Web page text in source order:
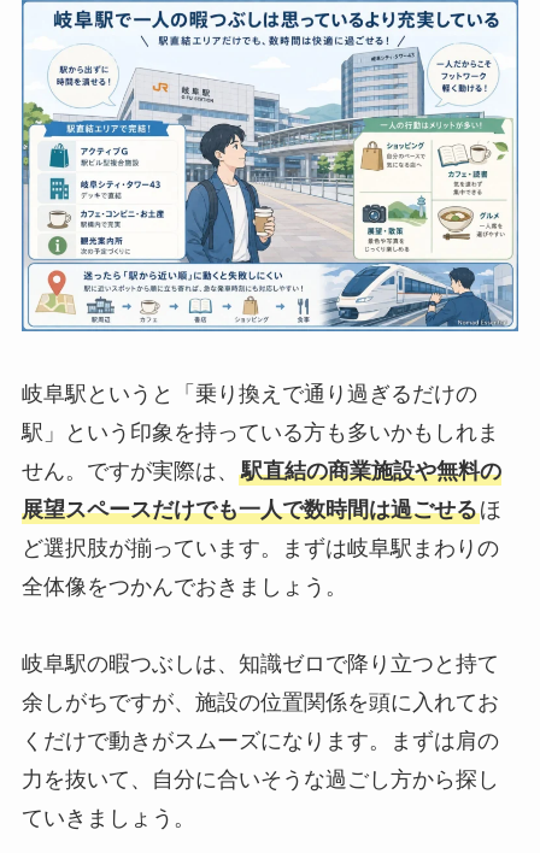
岐阜駅というと「乗り換えで通り過ぎるだけの
駅」という印象を持っている方も多いかもしれま
せん。ですが実際は、 駅直結の商業施設や無料の
展望スペースだけでも一人で数時間は過ごせるほ
ど選択肢が揃っています。まずは岐阜駅まわりの
全体像をつかんでおきましょう。
岐阜駅の暇つぶしは、知識ゼロで降り立つと持て
余しがちですが、施設の位置関係を頭に入れてお
くだけで動きがスムーズになります。まずは肩の
力を抜いて、自分に合いそうな過ごし方から探し
ていきましょう。